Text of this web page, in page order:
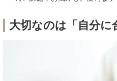
大切なのは「自分に